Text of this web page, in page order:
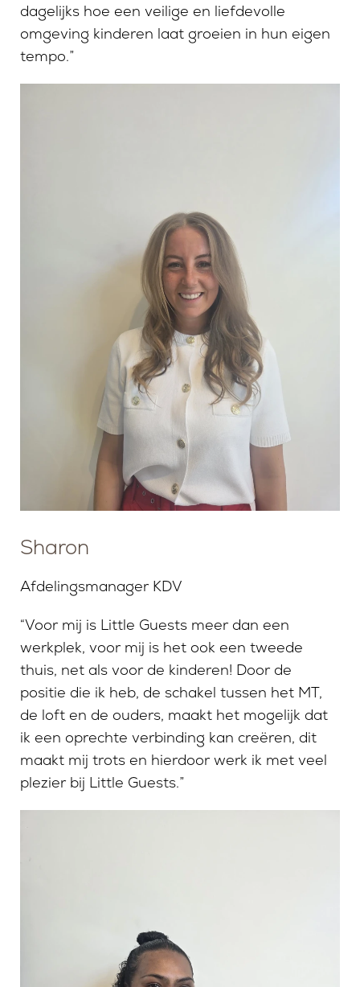
dagelijks hoe een veilige en liefdevolle
omgeving kinderen laat groeien in hun eigen
tempo.”
Sharon
Afdelingsmanager KDV
“Voor mij is Little Guests meer dan een
werkplek, voor mij is het ook een tweede
thuis, net als voor de kinderen! Door de
positie die ik heb, de schakel tussen het MT,
de loft en de ouders, maakt het mogelijk dat
ik een oprechte verbinding kan creëren, dit
maakt mij trots en hierdoor werk ik met veel
plezier bij Little Guests.”